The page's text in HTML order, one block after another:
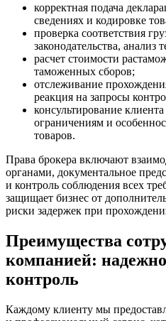
корректная подача
сведениях и кодировке
проверка соответствия
законодательства, анализ
расчет стоимости
таможенных сборов;
отслеживание
реакция на запросы
консультирование
ограничениям и
товаров.
Права брокера включают
органами, документальное
и контроль соблюдения всех
защищает бизнес от
риски задержек при
Преимущества
компанией:
контроль
Каждому клиенту мы